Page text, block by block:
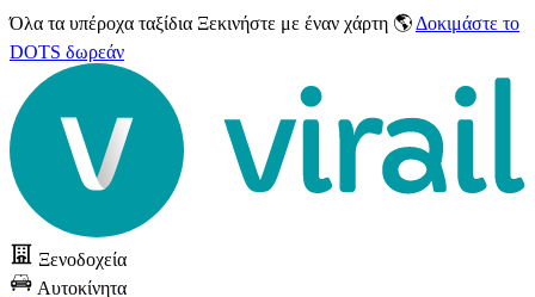
Όλα τα υπέροχα ταξίδια Ξεκινήστε με έναν χάρτη 🌎 Δοκιμάστε το
DOTS δωρεάν
Ξενοδοχεία
Αυτοκίνητα